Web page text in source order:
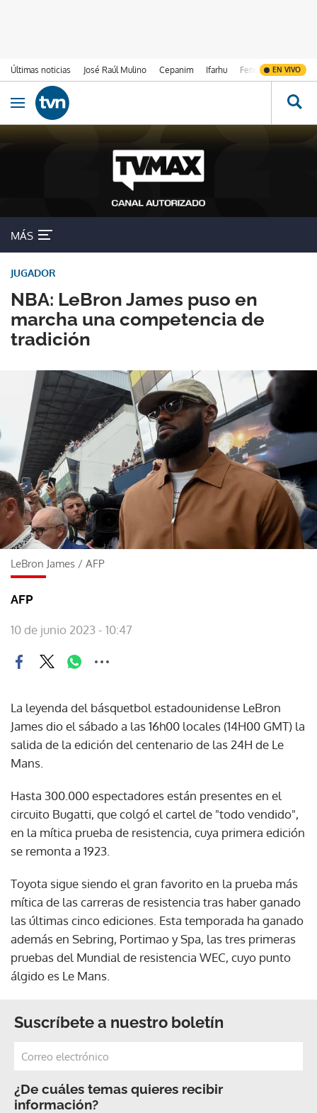
Últimas noticias José Raúl Mulino Cepanim Ifarhu Fenómeno de El
EN VIVO
Ir al contenido
Obrir navegació
MÁS
NBA: LeBron James puso en
marcha una competencia de
tradición
JUGADOR
LeBron James / AFP
AFP
10 de junio 2023 - 10:47
La leyenda del básquetbol estadounidense LeBron
James dio el sábado a las 16h00 locales (14H00 GMT) la
salida de la edición del centenario de las 24H de Le
Mans.
Hasta 300.000 espectadores están presentes en el
circuito Bugatti, que colgó el cartel de "todo vendido",
en la mítica prueba de resistencia, cuya primera edición
se remonta a 1923.
Toyota sigue siendo el gran favorito en la prueba más
mítica de las carreras de resistencia tras haber ganado
las últimas cinco ediciones. Esta temporada ha ganado
además en Sebring, Portimao y Spa, las tres primeras
pruebas del Mundial de resistencia WEC, cuyo punto
álgido es Le Mans.
Suscríbete a nuestro boletín
¿De cuáles temas quieres recibir
información?